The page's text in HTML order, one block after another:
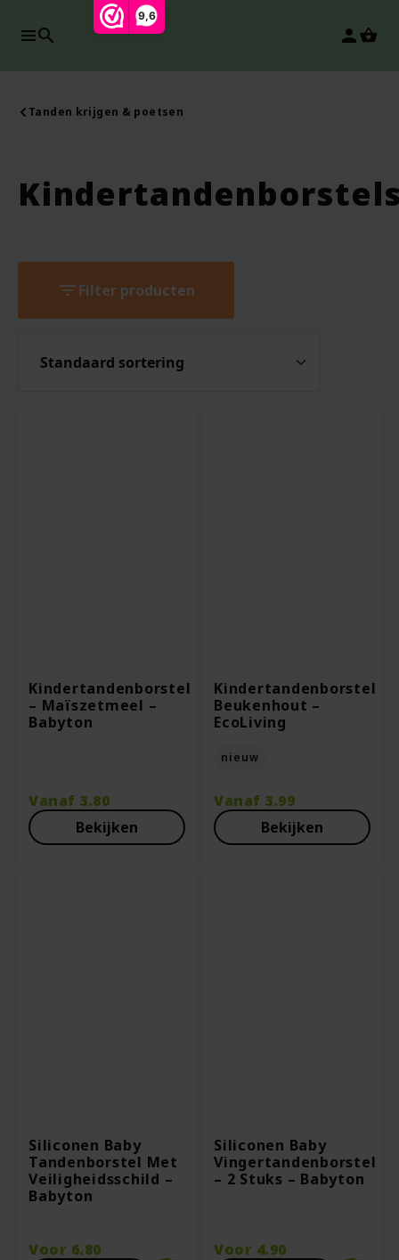
9,6
search person
Tanden krijgen & poetsen
filter_listFilter producten
Kindertandenborstel
– Maïszetmeel –
Babyton
Vanaf 3.80
Bekijken
Kindertandenborstel
Beukenhout –
EcoLiving
nieuw
Vanaf 3.99
Bekijken
Siliconen Baby
Tandenborstel Met
Veiligheidsschild –
Babyton
Voor 6.80
Siliconen Baby
Vingertandenborstel
– 2 Stuks – Babyton
Voor 4.90